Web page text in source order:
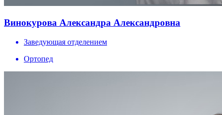
Винокурова Александра Александровна
Заведующая отделением
Ортопед